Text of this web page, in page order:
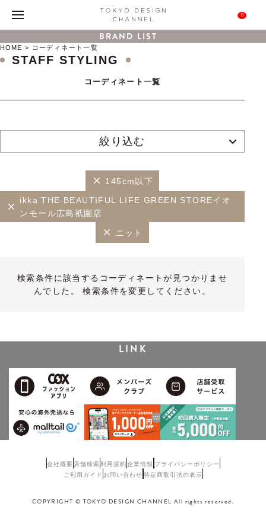
0
BRAND LIST
HOME コーディネート一覧
STAFF STYLING
コーディネート一覧
絞り込む
145cm以下
ikka THE BEAUTIFUL LIFE GREEN STOREイオ
ンモール広島祇園店
ニット
検索条件に該当するコーディネートが見つかりませ
んでした。 検索条件を変更してください。
LINK
会社概要 店舗検索利用規約企業情報 プライバシーポリシー
ご利用ガイド お問い合わせ 特定商取引法の表示
COPYRIGHT © TOKYO DESIGN CHANNEL All rights reserved.